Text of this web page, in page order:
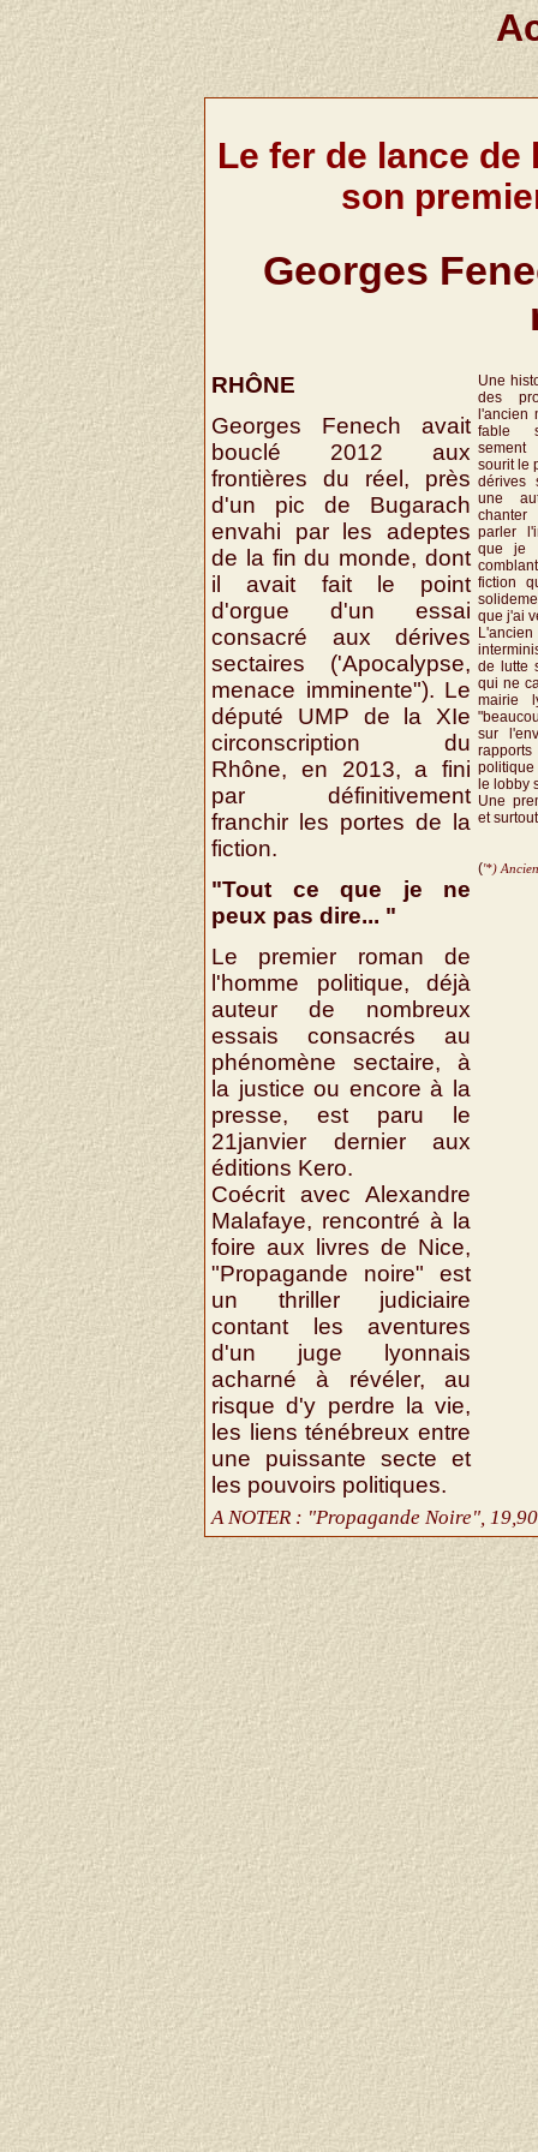
Le fer de lance
son
Georges
RHÔNE
Georges Fenech avait
bouclé 2012 aux
frontières du réel, près
d'un pic de Bugarach
envahi par les adeptes
de la fin du monde, dont
il avait fait le point
d'orgue d'un essai
consacré aux dérives
sectaires ('Apocalypse,
menace imminente"). Le
député UMP de la XIe
circonscription du
Rhône, en 2013, a fini
par définitivement
franchir les portes de la
fiction.
"Tout ce que je ne
peux pas dire... "
Le premier roman de
l'homme politique, déjà
auteur de nombreux
essais consacrés au
phénomène sectaire, à
la justice ou encore à la
presse, est paru le
21janvier dernier aux
éditions Kero.
Coécrit avec Alexandre
Malafaye, rencontré à la
foire aux livres de Nice,
"Propagande noire" est
un thriller judiciaire
contant les aventures
d'un juge lyonnais
acharné à révéler, au
risque d'y perdre la vie,
les liens ténébreux entre
une puissante secte et
les pouvoirs politiques.
Une
des
l'ancien
fable
sement
sourit le
dérives
une
parler
que je
fiction
que j'ai
de lutte
qui ne
mairie
sur
le lobby
Une
et
('*)
A NOTER : "Propagande Noire",